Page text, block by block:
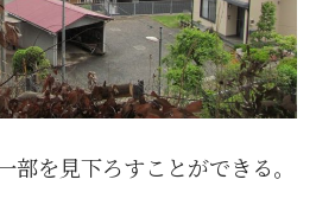
部を見下ろすことができる。